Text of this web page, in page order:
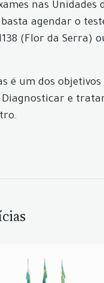
nas Unidades
agendar o
(Flor da Serra)
é um dos
e